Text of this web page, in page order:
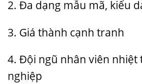
2. Đa dạng mẫu mã, kiểu
3. Giá thành cạnh tranh
4. Đội ngũ nhân viên nhiệt
nghiệp